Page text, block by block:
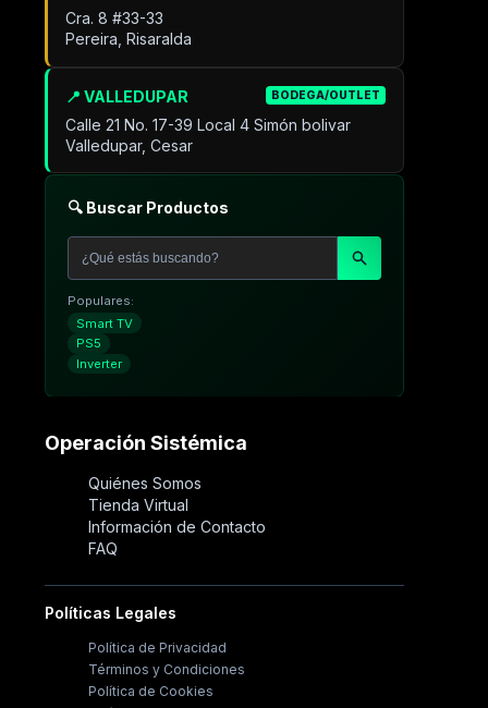
📍 VALLEDUPAR BODEGA/OUTLET
Calle 21 No. 17-39 Local 4 Simón bolivar
Valledupar, Cesar
Cra. 8 #33-33
Pereira, Risaralda
🔍 Buscar Productos
Populares:
Smart TV
PS5
Inverter
Operación Sistémica
Quiénes Somos
Tienda Virtual
Información de Contacto
FAQ
Políticas Legales
Política de Privacidad
Términos y Condiciones
Política de Cookies